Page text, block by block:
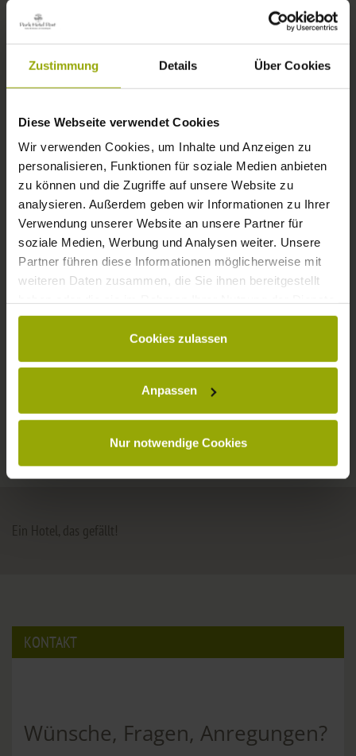
Zustimmung Details Über Cookies
Diese Webseite verwendet Cookies
Wir verwenden Cookies, um Inhalte und Anzeigen zu
personalisieren, Funktionen für soziale Medien anbieten
zu können und die Zugriffe auf unsere Website zu
analysieren. Außerdem geben wir Informationen zu Ihrer
Verwendung unserer Website an unsere Partner für
soziale Medien, Werbung und Analysen weiter. Unsere
Partner führen diese Informationen möglicherweise mit
weiteren Daten zusammen, die Sie ihnen bereitgestellt
gesammelt haben.
Cookies zulassen
Anpassen
Nur notwendige Cookies
29°C 32°C 35°C
Ein Hotel, das gefällt!
KONTAKT
Wünsche, Fragen, Anregungen?